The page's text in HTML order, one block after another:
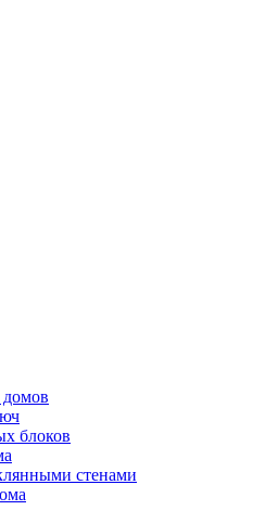
блоков
стенами